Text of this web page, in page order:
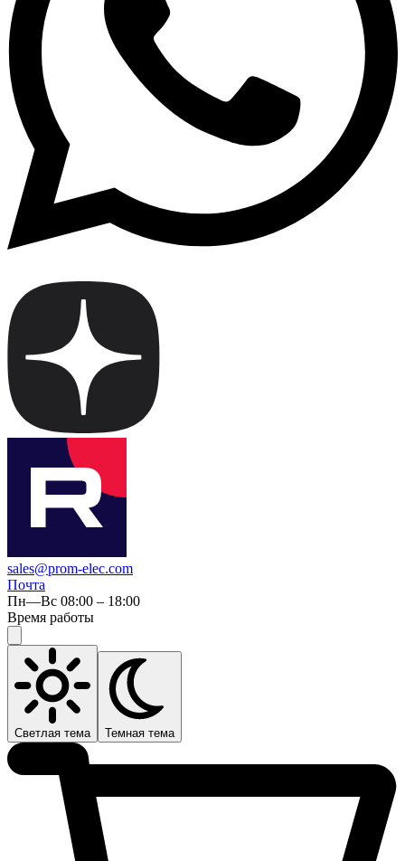
sales@prom-elec.com
Почта
Пн—Вс 08:00 – 18:00
Время работы
Светлая тема Темная тема